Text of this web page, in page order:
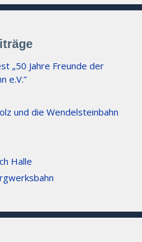
„50 Jahre Freunde der
e.V.”
und die Wendelsteinbahn
Halle